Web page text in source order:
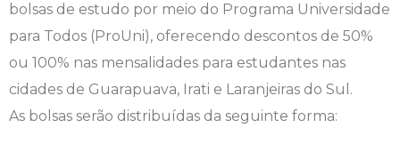
bolsas de estudo por meio do Programa Universidade
para Todos (ProUni), oferecendo descontos de 50%
ou 100% nas mensalidades para estudantes nas
cidades de Guarapuava, Irati e Laranjeiras do Sul.
As bolsas serão distribuídas da seguinte forma:
Engenharia Agronômica
Engenharia Civil
Engenharia de Software
Carteirinha de Estudante
Central de Estágios - TCC
Ensalamento
Diploma Digital
Educação em Direitos Humanos
Editais